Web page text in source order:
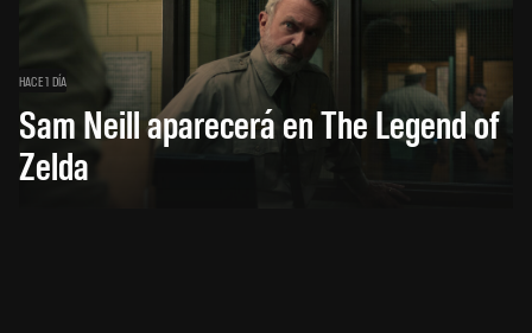
HACE 1 DÍA
Sam Neill aparecerá en The Legend of
Zelda